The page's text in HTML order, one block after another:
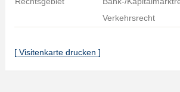
Verkehrsrecht
[ Visitenkarte drucken ]